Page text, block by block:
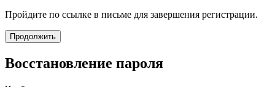
Пройдите по ссылке в письме для завершения регистрации.
Продолжить
Восстановление пароля